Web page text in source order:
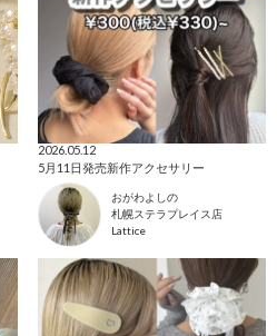
2026.05.12
5月11日発売新作アクセサリー
おがわよしの
札幌ステラプレイス店
Lattice